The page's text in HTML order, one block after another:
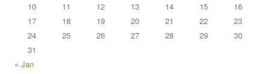
10
11 12 13 14 15
16
17
18 19 20 21 22
23
24
25 26 27 28 29
30
31
« Jan